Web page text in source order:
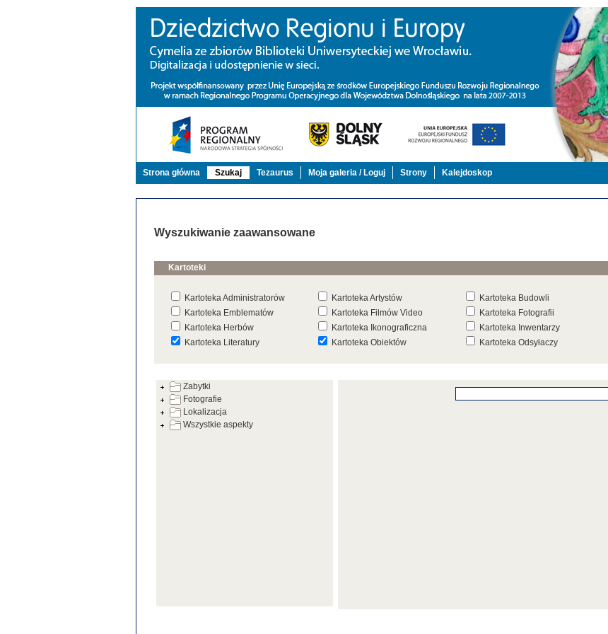
Strona główna Szukaj Tezaurus Moja galeria / Loguj Strony Kalejdoskop
Wyszukiwanie zaawansowane
Kartoteki
Kartoteka Administratorów Kartoteka Artystów Kartoteka Budowli
Kartoteka Emblematów
Kartoteka Filmów Video Kartoteka Fotografii
Kartoteka Herbów
Kartoteka Ikonograficzna Kartoteka Inwentarzy
Kartoteka Literatury
Kartoteka Obiektów Kartoteka Odsyłaczy
Kartoteka Warsztatów
Kartoteka Wydarzeń Inwentarza
Kartoteka Zabytków
Kartoteka Znaków, Stempli i Punc
Zabytki
Fotografie
Lokalizacja
Wszystkie aspekty